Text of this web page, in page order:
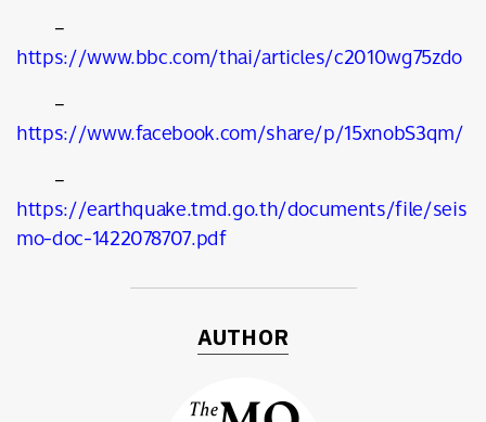
–
https://www.bbc.com/thai/articles/c2010wg75zdo
–
https://www.facebook.com/share/p/15xnobS3qm/
–
https://earthquake.tmd.go.th/documents/file/seis
mo-doc-1422078707.pdf
AUTHOR